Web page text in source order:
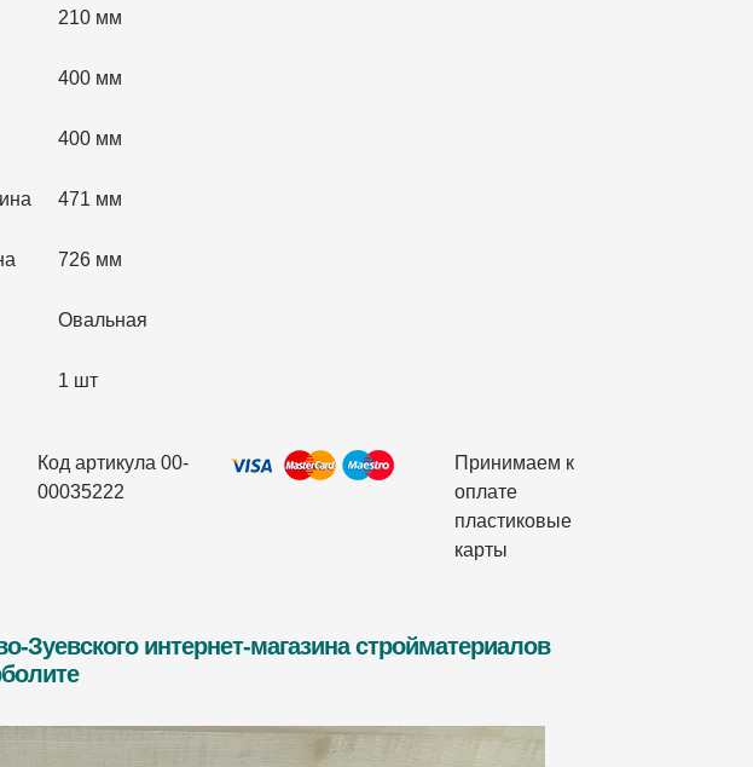
210 мм
400 мм
400 мм
471 мм
726 мм
Овальная
1 шт
Код артикула 00-
00035222
Принимаем к
оплате
пластиковые
карты
Зуевского интернет-магазина стройматериалов